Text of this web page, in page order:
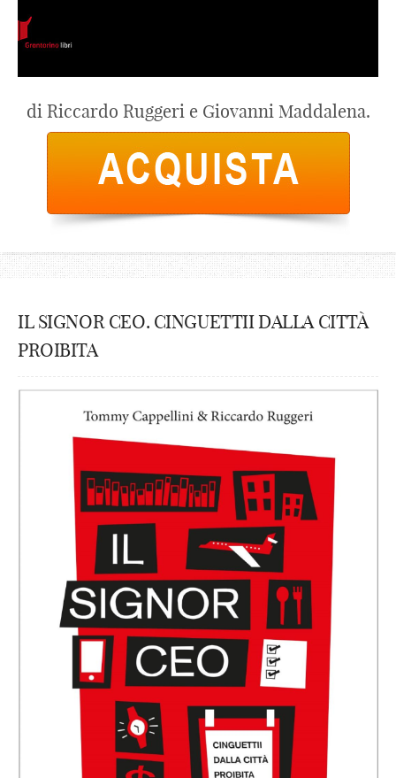
di Riccardo Ruggeri e Giovanni Maddalena.
IL SIGNOR CEO. CINGUETTII DALLA CITTÀ
PROIBITA